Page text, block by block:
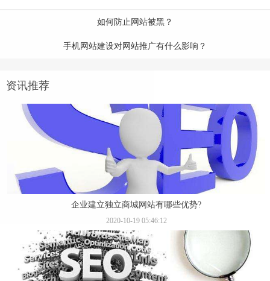
如何防止网站被黑？
手机网站建设对网站推广有什么影响？
资讯推荐
企业建立独立商城网站有哪些优势?
2020-10-19 05:46:12